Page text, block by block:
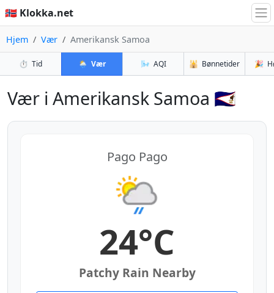
🇳🇴 Klokka.net
Hjem Vær Amerikansk Samoa
⏱️ Tid 🌦️ Vær 🌬️ AQI 🕌 Bønnetider 🎉
Vær i Amerikansk Samoa 🇦🇸
Pago Pago
24°C
Patchy Rain Nearby